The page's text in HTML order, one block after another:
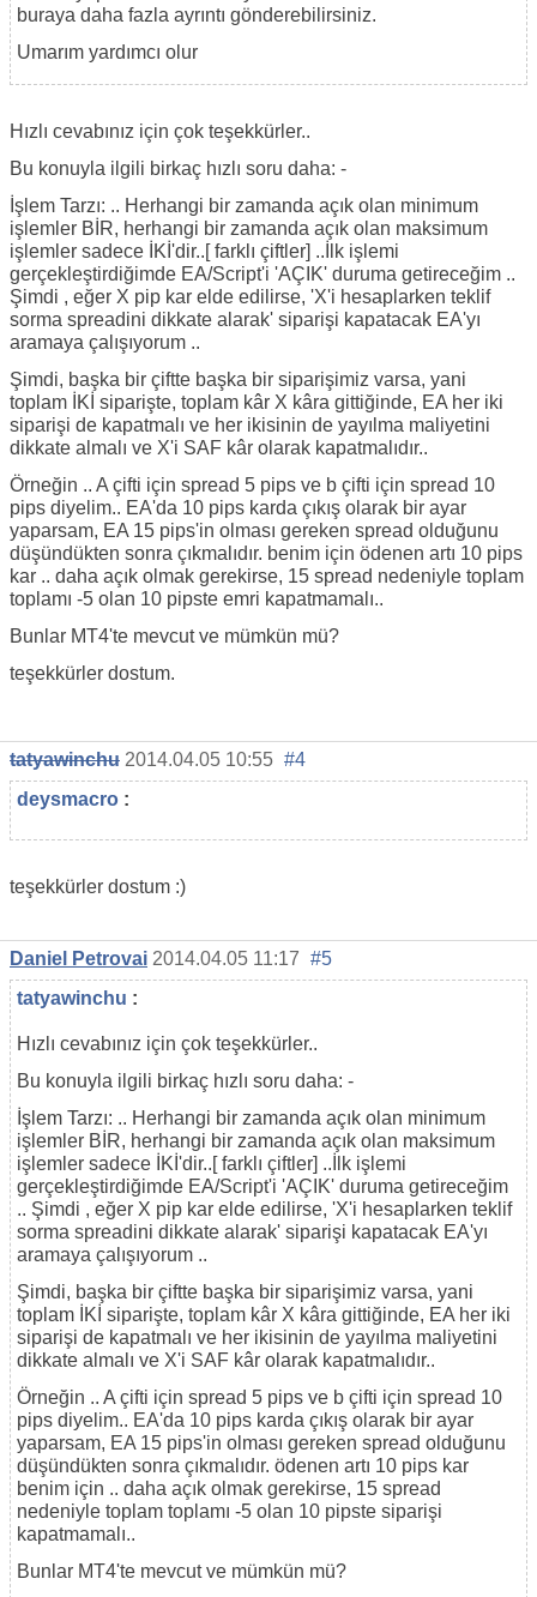
buraya daha fazla ayrıntı gönderebilirsiniz.
Umarım yardımcı olur
Hızlı cevabınız için çok teşekkürler..
Bu konuyla ilgili birkaç hızlı soru daha: -
İşlem Tarzı: .. Herhangi bir zamanda açık olan minimum
işlemler BİR, herhangi bir zamanda açık olan maksimum
işlemler sadece İKİ'dir..[ farklı çiftler] ..İlk işlemi
gerçekleştirdiğimde EA/Script'i 'AÇIK' duruma getireceğim ..
Şimdi , eğer X pip kar elde edilirse, 'X'i hesaplarken teklif
sorma spreadini dikkate alarak' siparişi kapatacak EA'yı
aramaya çalışıyorum ..
Şimdi, başka bir çiftte başka bir siparişimiz varsa, yani
toplam İKİ siparişte, toplam kâr X kâra gittiğinde, EA her iki
siparişi de kapatmalı ve her ikisinin de yayılma maliyetini
dikkate almalı ve X'i SAF kâr olarak kapatmalıdır..
Örneğin .. A çifti için spread 5 pips ve b çifti için spread 10
pips diyelim.. EA'da 10 pips karda çıkış olarak bir ayar
yaparsam, EA 15 pips'in olması gereken spread olduğunu
düşündükten sonra çıkmalıdır. benim için ödenen artı 10 pips
kar .. daha açık olmak gerekirse, 15 spread nedeniyle toplam
toplamı -5 olan 10 pipste emri kapatmamalı..
Bunlar MT4'te mevcut ve mümkün mü?
teşekkürler dostum.
tatyawinchu 2014.04.05 10:55 #4
deysmacro :
teşekkürler dostum :)
Daniel Petrovai 2014.04.05 11:17 #5
tatyawinchu :
Hızlı cevabınız için çok teşekkürler..
Bu konuyla ilgili birkaç hızlı soru daha: -
İşlem Tarzı: .. Herhangi bir zamanda açık olan minimum
işlemler BİR, herhangi bir zamanda açık olan maksimum
işlemler sadece İKİ'dir..[ farklı çiftler] ..İlk işlemi
gerçekleştirdiğimde EA/Script'i 'AÇIK' duruma getireceğim
.. Şimdi , eğer X pip kar elde edilirse, 'X'i hesaplarken teklif
sorma spreadini dikkate alarak' siparişi kapatacak EA'yı
aramaya çalışıyorum ..
Şimdi, başka bir çiftte başka bir siparişimiz varsa, yani
toplam İKİ siparişte, toplam kâr X kâra gittiğinde, EA her iki
siparişi de kapatmalı ve her ikisinin de yayılma maliyetini
dikkate almalı ve X'i SAF kâr olarak kapatmalıdır..
Örneğin .. A çifti için spread 5 pips ve b çifti için spread 10
pips diyelim.. EA'da 10 pips karda çıkış olarak bir ayar
yaparsam, EA 15 pips'in olması gereken spread olduğunu
düşündükten sonra çıkmalıdır. ödenen artı 10 pips kar
benim için .. daha açık olmak gerekirse, 15 spread
nedeniyle toplam toplamı -5 olan 10 pipste siparişi
kapatmamalı..
Bunlar MT4'te mevcut ve mümkün mü?